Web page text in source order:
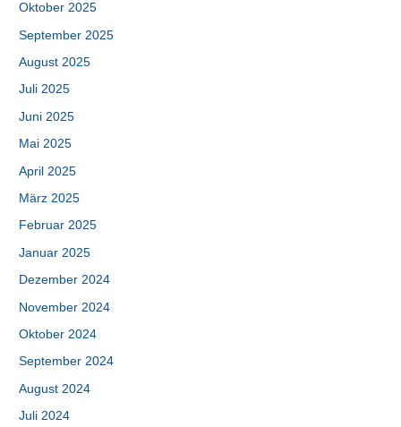
Oktober 2025
September 2025
August 2025
Juli 2025
Juni 2025
Mai 2025
April 2025
März 2025
Februar 2025
Januar 2025
Dezember 2024
November 2024
Oktober 2024
September 2024
August 2024
Juli 2024